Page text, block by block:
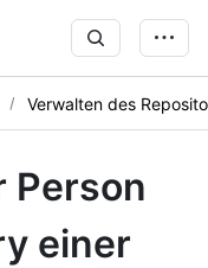
Verwalten des
Person
einer